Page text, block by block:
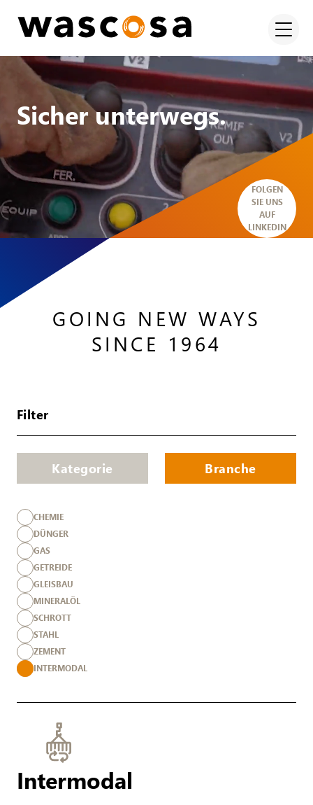
Sicher unterwegs.
FOLGEN
SIE UNS
AUF
LINKEDIN
GOING NEW WAYS
SINCE 1964
Filter
Kategorie Branche
CHEMIE
DÜNGER
GAS
GETREIDE
GLEISBAU
MINERALÖL
SCHROTT
STAHL
ZEMENT
INTERMODAL
Intermodal